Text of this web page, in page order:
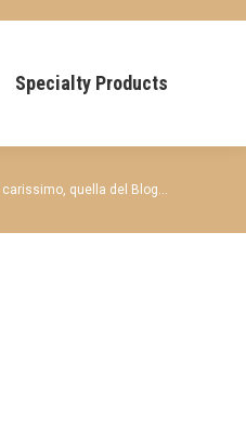
Specialty Products
quella del Blog…